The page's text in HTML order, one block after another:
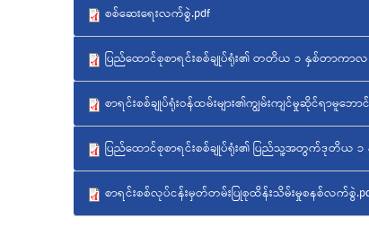
စစ်ဆေးရေးလက်စွဲ.pdf
ပြည်ထောင်စုစာရင်းစစ်ချုပ်ရုံး၏ တတိယ ၁ နှစ်တာကာလ ပြု
စာရင်းစစ်ချုပ်ရုံးဝန်ထမ်းများ၏ကျွမ်းကျင်မှုဆိုင်ရာမူဘော
ပြည်ထောင်စုစာရင်းစစ်ချုပ်ရုံး၏ ပြည်သူ့အတွက်ဒုတိယ ၁
စာရင်းစစ်လုပ်ငန်းမှတ်တမ်းပြုစုထိန်းသိမ်းမှုစနစ်လက်စွဲ